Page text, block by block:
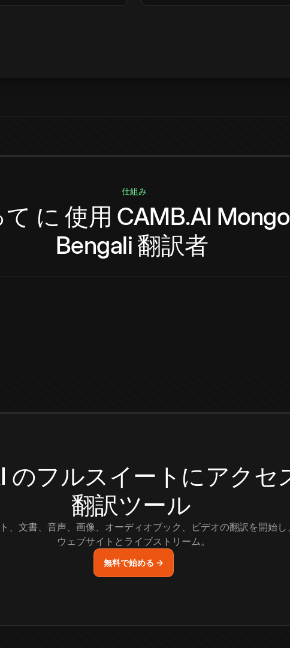
仕組み
に 使用 CAMB.AI
Bengali 翻訳者
のフルスイートにアクセ
翻訳ツール
、文書、音声、画像、オーディオブック、ビデオの翻訳を開始し、
ウェブサイトとライブストリーム。
無料で始める →